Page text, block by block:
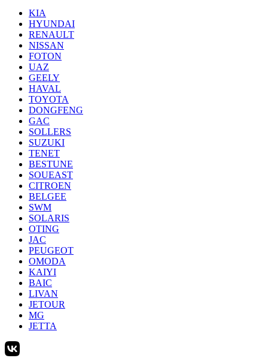
KIA
HYUNDAI
RENAULT
NISSAN
FOTON
UAZ
GEELY
HAVAL
TOYOTA
DONGFENG
GAC
SOLLERS
SUZUKI
TENET
BESTUNE
SOUEAST
CITROEN
BELGEE
SWM
SOLARIS
OTING
JAC
PEUGEOT
OMODA
KAIYI
BAIC
LIVAN
JETOUR
MG
JETTA